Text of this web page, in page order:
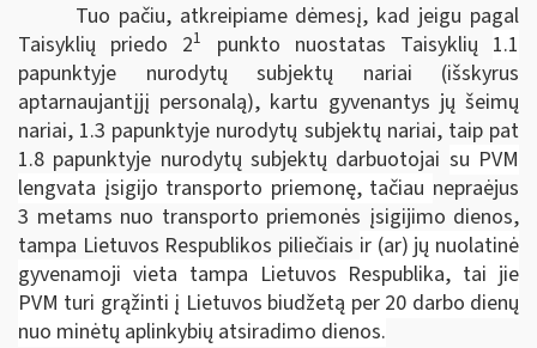
Tuo pačiu, atkreipiame dėmesį, kad jeigu pagal
Taisyklių priedo 21 punkto nuostatas Taisyklių 1.1
papunktyje nurodytų subjektų nariai (išskyrus
aptarnaujantįjį personalą), kartu gyvenantys jų šeimų
nariai, 1.3 papunktyje nurodytų subjektų nariai, taip pat
1.8 papunktyje nurodytų subjektų darbuotojai su PVM
lengvata įsigijo transporto priemonę, tačiau nepraėjus
3 metams nuo transporto priemonės įsigijimo dienos,
tampa Lietuvos Respublikos piliečiais ir (ar) jų nuolatinė
gyvenamoji vieta tampa Lietuvos Respublika, tai jie
PVM turi grąžinti į Lietuvos biudžetą per 20 darbo dienų
nuo minėtų aplinkybių atsiradimo dienos.